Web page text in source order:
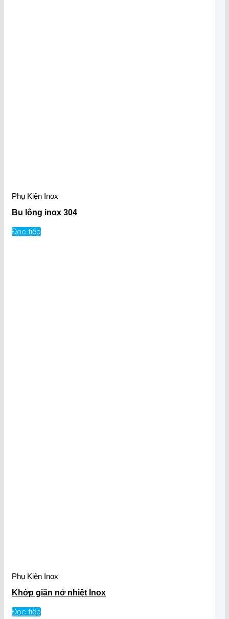
Phụ Kiện Inox
Bu lông inox 304
Đọc tiếp
Phụ Kiện Inox
Khớp giãn nở nhiệt Inox
Đọc tiếp